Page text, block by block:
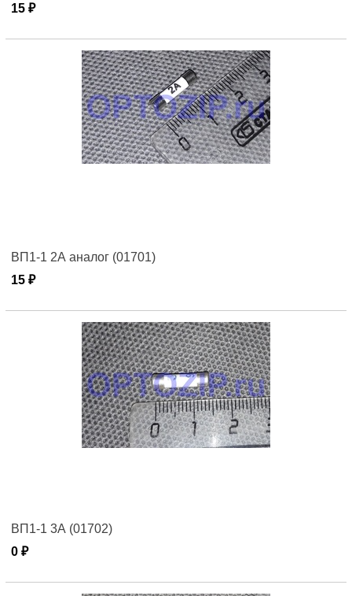
15 ₽
ВП1-1 2А аналог (01701)
15 ₽
ВП1-1 3А (01702)
0 ₽